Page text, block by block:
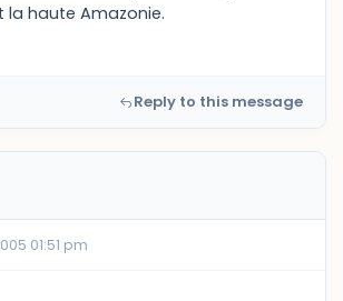
la haute Amazonie.
Reply to this message
01:51 pm